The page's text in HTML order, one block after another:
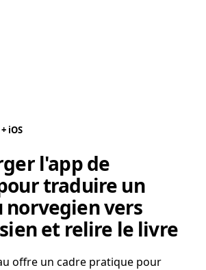
iOS
l'app de
traduire un
norvegien vers
et relire le livre
offre un cadre pratique pour